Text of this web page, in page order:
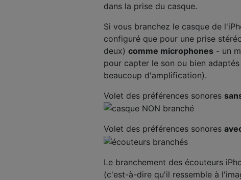
dans la prise du casque.
Si vous branchez le casque de
configuré que pour une prise
deux) comme microphones - un
pour capter le son ou bien
beaucoup d'amplification).
Volet des préférences sonores
Volet des préférences sonores
Le branchement des écouteurs
(c'est-à-dire qu'il ressemble à